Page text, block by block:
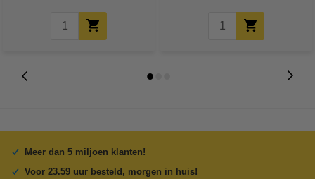
Meer dan 5 miljoen klanten!
Voor 23.59 uur besteld, morgen in huis!